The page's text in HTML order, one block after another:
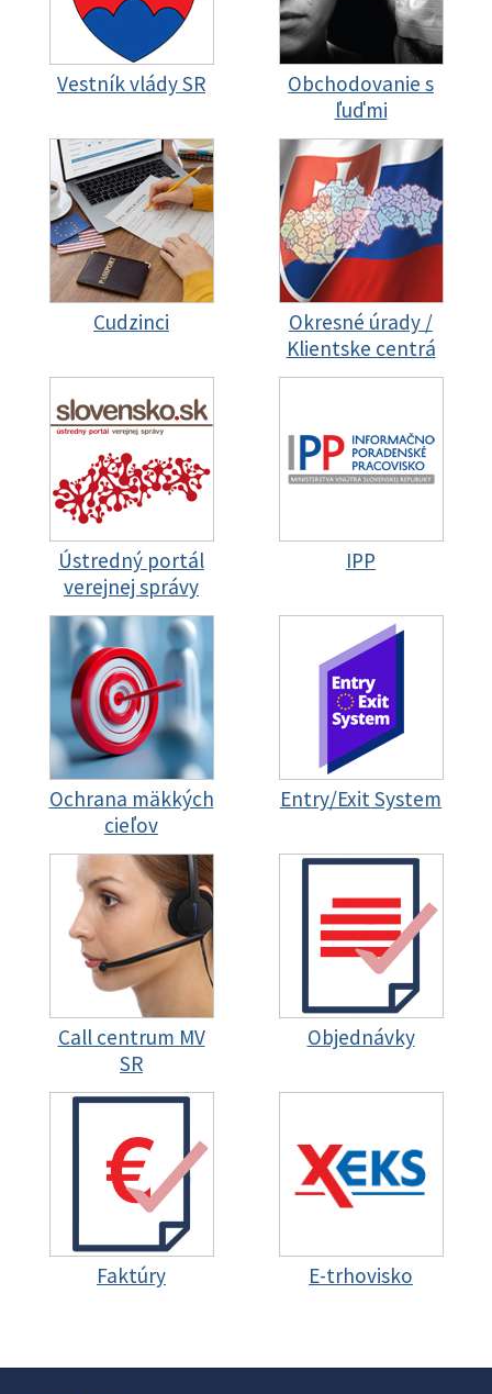
Vestník vlády SR
Obchodovanie s
ľuďmi
Cudzinci
Okresné úrady /
Klientske centrá
Ústredný portál
verejnej správy
IPP
Ochrana mäkkých
cieľov
Entry/Exit System
Call centrum MV
SR
Objednávky
Faktúry E-trhovisko